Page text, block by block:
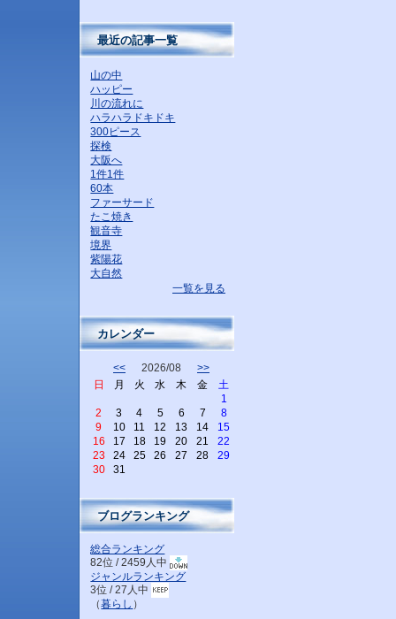
最近の記事一覧
山の中
ハッピー
川の流れに
ハラハラドキドキ
300ピース
探検
大阪へ
1件1件
60本
ファーサード
たこ焼き
観音寺
境界
紫陽花
大自然
一覧を見る
カレンダー
<< 2026/08 >>
日
月 火 水 木 金
土
1
2
3 4 5 6 7
8
9
10 11 12 13 14
15
16
17 18 19 20 21
22
23
24 25 26 27 28
29
30
31
ブログランキング
総合ランキング
82位 / 2459人中
ジャンルランキング
3位 / 27人中
（暮らし ）